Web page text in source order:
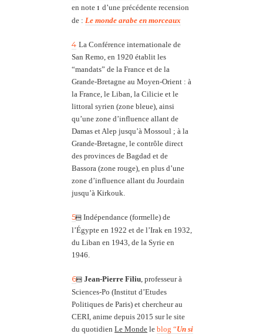
en note1
d’une précédente recension
de : Le monde arabe en morceaux
4 La Conférence internationale de
San Remo, en 1920 établit les
“mandats” de la France et de la
Grande-Bretagne au Moyen-Orient : à
la France, le Liban, la Cilicie et le
littoral syrien (zone bleue), ainsi
qu’une zone d’influence allant de
Damas et Alep jusqu’à Mossoul ; à la
Grande-Bretagne, le contrôle direct
des provinces de Bagdad et de
Bassora (zone rouge), en plus d’une
zone d’influence allant du Jourdain
jusqu’à Kirkouk.
5 Indépendance (formelle) de
l’Égypte en 1922 et de l’Irak en 1932,
du Liban en 1943, de la Syrie en
1946.
6 Jean-Pierre Filiu , professeur à
Sciences-Po (Institut d’Etudes
Politiques de Paris) etchercheur au
CERI, anime depuis 2015 sur le site
du quotidienLe Monde leblog “Un si